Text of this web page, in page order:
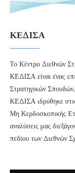
ΚΕΔΙΣΑ
Το Κέντρο Διεθνών
ΚΕΔΙΣΑ είναι ένας
Στρατηγικών
ΚΕΔΙΣΑ ιδρύθηκε
Μη Κερδοσκοπικής
αναλύσεις μας
πεδίου των Διεθνών